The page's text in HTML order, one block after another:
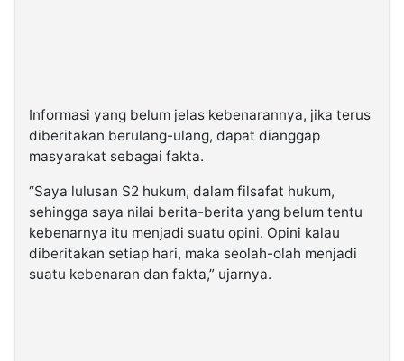
Informasi yang belum jelas kebenarannya, jika terus
diberitakan berulang-ulang, dapat dianggap
masyarakat sebagai fakta.
“Saya lulusan S2 hukum, dalam filsafat hukum,
sehingga saya nilai berita-berita yang belum tentu
kebenarnya itu menjadi suatu opini. Opini kalau
diberitakan setiap hari, maka seolah-olah menjadi
suatu kebenaran dan fakta,” ujarnya.